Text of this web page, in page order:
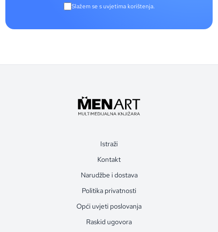
Slažem se s uvjetima korištenja.
Istraži
Kontakt
Narudžbe i dostava
Politika privatnosti
Opći uvjeti poslovanja
Raskid ugovora